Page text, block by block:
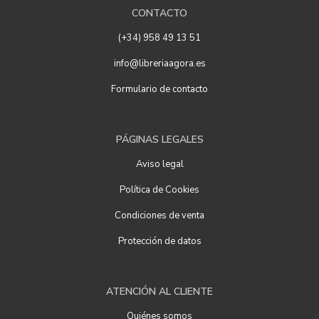
CONTACTO
(+34) 958 49 13 51
info@libreriaagora.es
Formulario de contacto
PÁGINAS LEGALES
Aviso legal
Política de Cookies
Condiciones de venta
Protección de datos
ATENCIÓN AL CLIENTE
Quiénes somos